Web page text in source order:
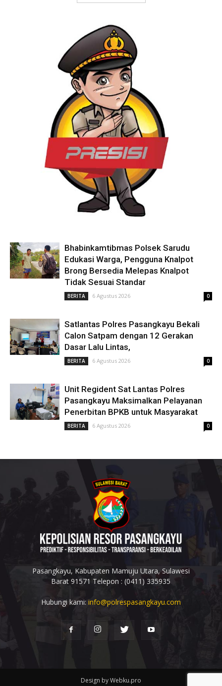
Bhabinkamtibmas Polsek Sarudu
Edukasi Warga, Pengguna Knalpot
Brong Bersedia Melepas Knalpot
Tidak Sesuai Standar
BERITA 6 Agustus 2026 0
Satlantas Polres Pasangkayu Bekali
Calon Satpam dengan 12 Gerakan
Dasar Lalu Lintas,
BERITA 6 Agustus 2026 0
Unit Regident Sat Lantas Polres
Pasangkayu Maksimalkan Pelayanan
Penerbitan BPKB untuk Masyarakat
BERITA 6 Agustus 2026 0
Pasangkayu, Kabupaten Mamuju Utara, Sulawesi
Barat 91571 Telepon : (0411) 335935
Hubungi kami: info@polrespasangkayu.com
Design by Webku.pro